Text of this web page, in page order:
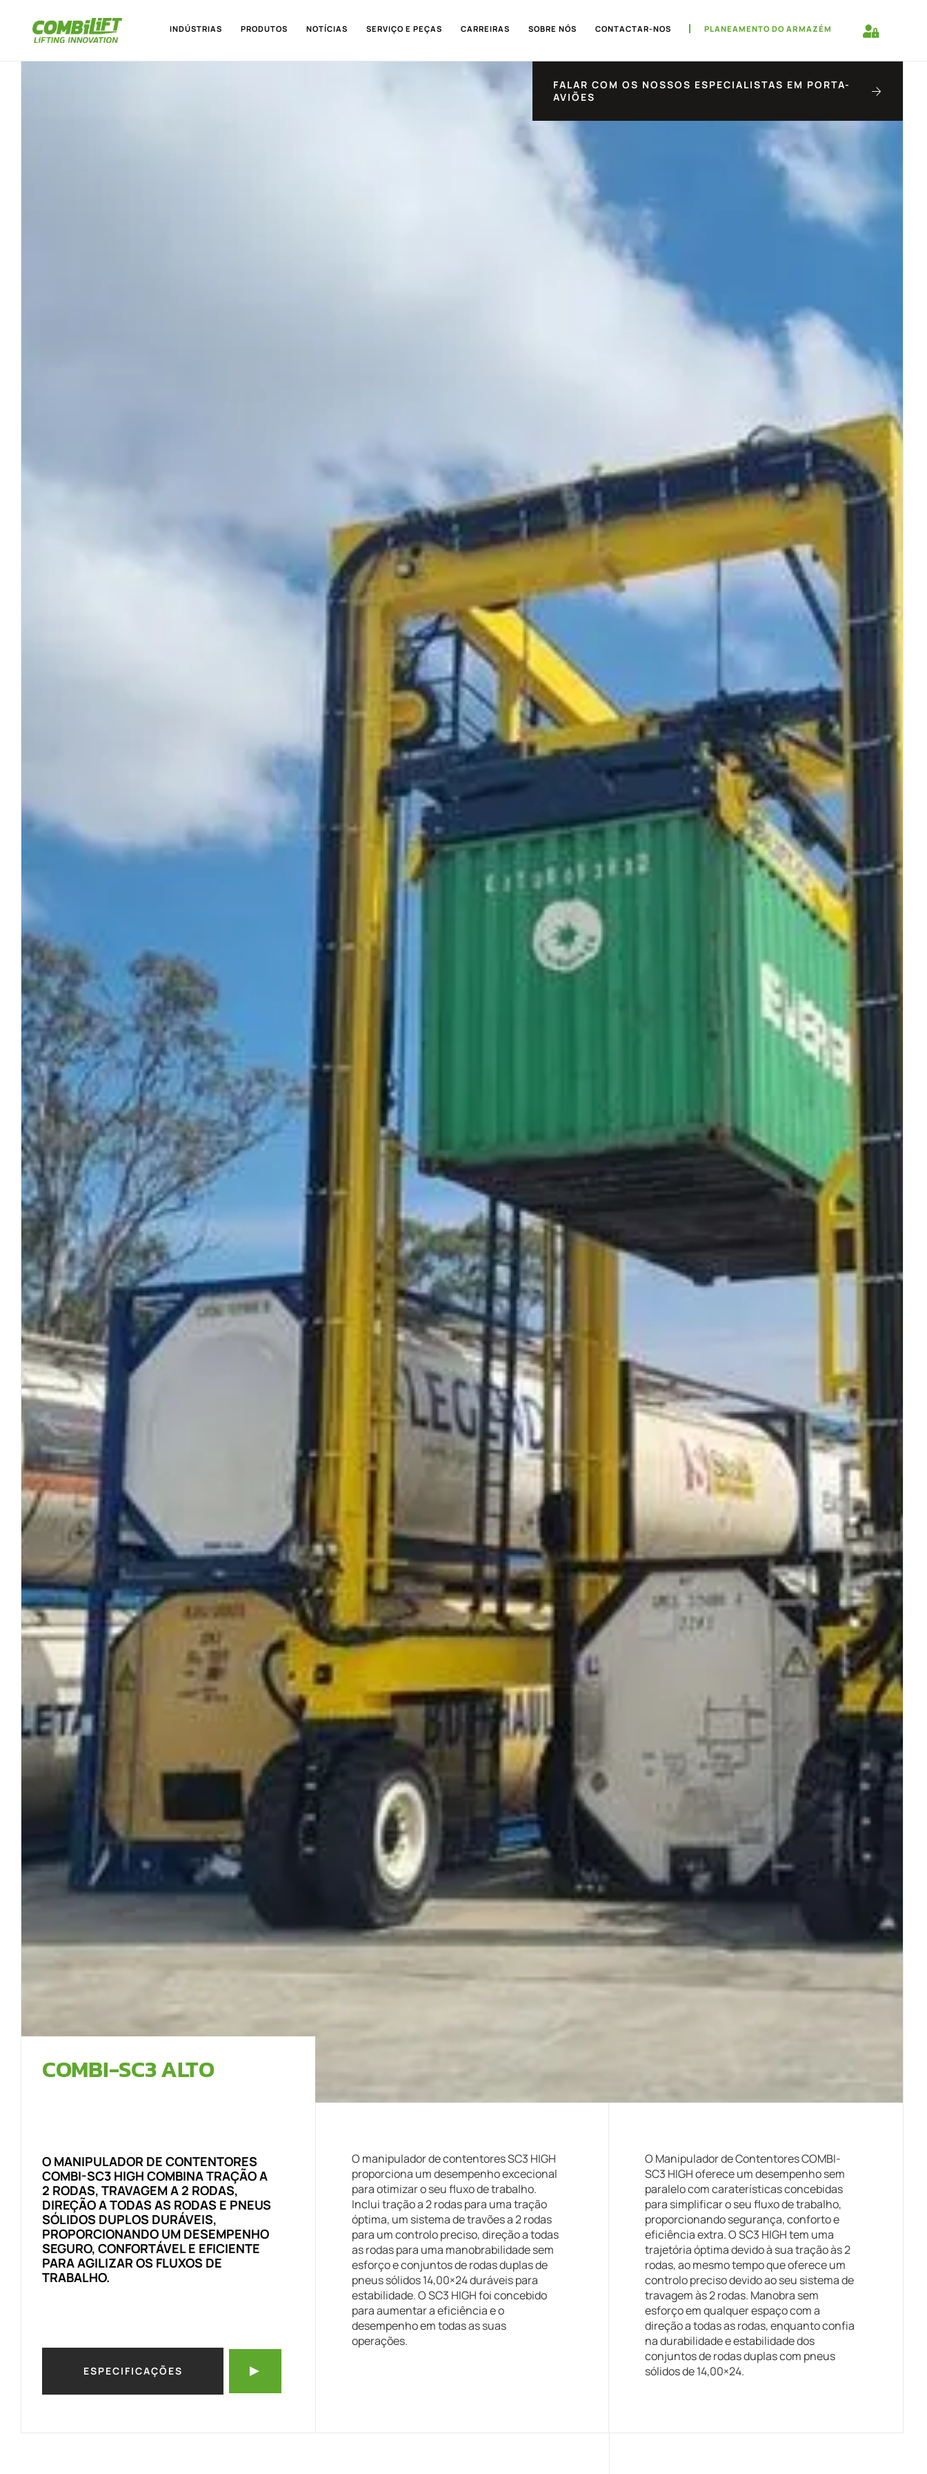
INDÚSTRIAS PRODUTOS NOTÍCIAS SERVIÇO E PEÇAS CARREIRAS SOBRE NÓS CONTACTAR-NOS PLANEAMENTO DO ARMAZÉM
FALAR COM OS NOSSOS ESPECIALISTAS EM PORTA-
AVIÕES
COMBI-SC3 ALTO
O MANIPULADOR DE CONTENTORES
COMBI-SC3 HIGH COMBINA TRAÇÃO A
2 RODAS, TRAVAGEM A 2 RODAS,
DIREÇÃO A TODAS AS RODAS E PNEUS
SÓLIDOS DUPLOS DURÁVEIS,
PROPORCIONANDO UM DESEMPENHO
SEGURO, CONFORTÁVEL E EFICIENTE
PARA AGILIZAR OS FLUXOS DE
TRABALHO.
ESPECIFICAÇÕES
O manipulador de contentores SC3 HIGH
proporciona um desempenho excecional
para otimizar o seu fluxo de trabalho.
Inclui tração a 2 rodas para uma tração
óptima, um sistema de travões a 2 rodas
para um controlo preciso, direção a todas
as rodas para uma manobrabilidade sem
esforço e conjuntos de rodas duplas de
pneus sólidos 14,00×24 duráveis para
estabilidade. O SC3 HIGH foi concebido
para aumentar a eficiência e o
desempenho em todas as suas
operações.
O Manipulador de Contentores COMBI-
SC3 HIGH oferece um desempenho sem
paralelo com caraterísticas concebidas
para simplificar o seu fluxo de trabalho,
proporcionando segurança, conforto e
eficiência extra. O SC3 HIGH tem uma
trajetória óptima devido à sua tração às 2
rodas, ao mesmo tempo que oferece um
controlo preciso devido ao seu sistema de
travagem às 2 rodas. Manobra sem
esforço em qualquer espaço com a
direção a todas as rodas, enquanto confia
na durabilidade e estabilidade dos
conjuntos de rodas duplas com pneus
sólidos de 14,00×24.